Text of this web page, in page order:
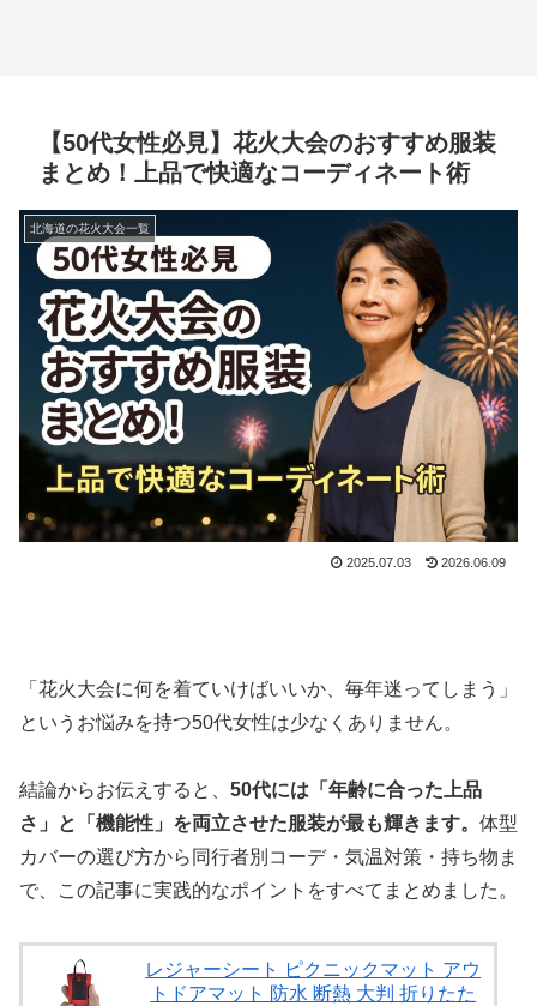
【50代女性必見】花火大会のおすすめ服装
まとめ！上品で快適なコーディネート術
北海道の花火大会一覧
2025.07.03 2026.06.09
「花火大会に何を着ていけばいいか、毎年迷ってしまう」
というお悩みを持つ50代女性は少なくありません。
結論からお伝えすると、 50代には「年齢に合った上品
さ」と「機能性」を両立させた服装が最も輝きます。 体型
カバーの選び方から同行者別コーデ・気温対策・持ち物ま
で、この記事に実践的なポイントをすべてまとめました。
レジャーシート ピクニックマット アウ
トドアマット 防水 断熱 大判 折りたた